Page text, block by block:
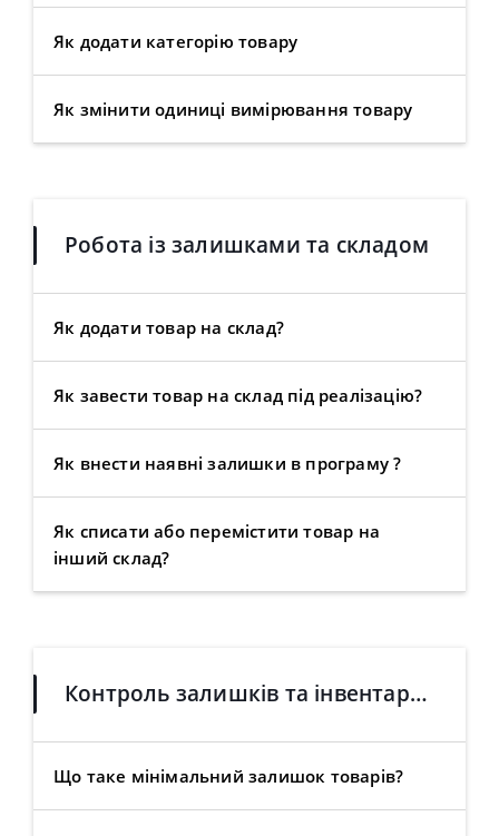
Як додати категорію товару
Як змінити одиниці вимірювання товару
Робота із залишками та складом
Як додати товар на склад?
Як завести товар на склад під реалізацію?
Як внести наявні залишки в програму ?
Як списати або перемістити товар на
інший склад?
Контроль залишків та інвентаризація
Що таке мінімальний залишок товарів?